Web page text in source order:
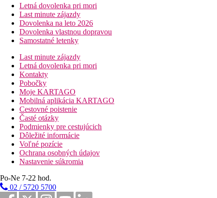
Letná dovolenka pri mori
Last minute zájazdy
Dovolenka na leto 2026
Dovolenka vlastnou dopravou
Samostatné letenky
Last minute zájazdy
Letná dovolenka pri mori
Kontakty
Pobočky
Moje KARTAGO
Mobilná aplikácia KARTAGO
Cestovné poistenie
Časté otázky
Podmienky pre cestujúcich
Dôležité informácie
Voľné pozície
Ochrana osobných údajov
Nastavenie súkromia
Po-Ne 7-22 hod.
02 / 5720 5700